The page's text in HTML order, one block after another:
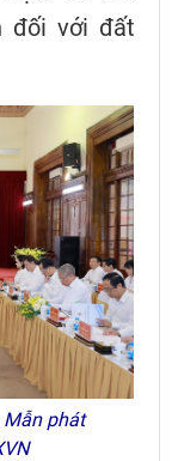
đối với đất
Mẫn phát